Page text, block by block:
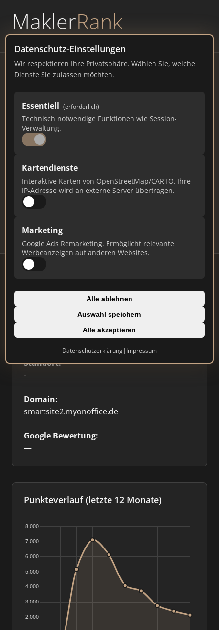
MaklerRank
powered byWAVEPOINT
Datenschutz-Einstellungen
Wir respektieren Ihre Privatsphäre. Wählen Sie, welche
Dienste Sie zulassen möchten.
Essentiell (erforderlich)
Technisch notwendige Funktionen wie Session-
Verwaltung.
Kartendienste
Interaktive Karten von OpenStreetMap/CARTO. Ihre
IP-Adresse wird an externe Server übertragen.
Marketing
Google Ads Remarketing. Ermöglicht relevante
Werbeanzeigen auf anderen Websites.
Alle ablehnen
Auswahl speichern
Alle akzeptieren
Datenschutzerklärung| Impressum
Smartsite2 Myonoffice
2.131
Gesamtpunkte
67 38
Ist das Ihr Unternehmen?
Verifizieren Sie Ihr Profil, bearbeiten Sie Ihre
Daten und erhalten Sie monatliche Ranking-
Updates.
⭐ Etabliert
Sonstige
Standort:
-
Domain:
smartsite2.myonoffice.de
Google Bewertung:
—
Punkteverlauf (letzte 12 Monate)